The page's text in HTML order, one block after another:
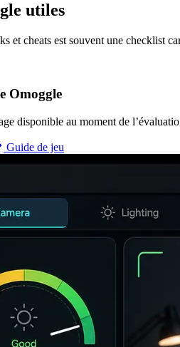
utiles
et cheats est souvent une checklist
Omoggle
disponible au moment de
Guide de jeu